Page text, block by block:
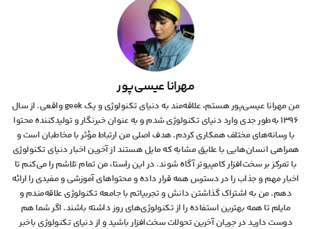
مهرانا عیسی‌پور
من مهرانا عیسی‌پور هستم، علاقه‌مند به دنیای تکنولوژی و یک geek واقعی. از سال
۱۳۹۶ به‌طور جدی وارد دنیای تکنولوژی شدم و به عنوان خبرنگار و تولیدکننده محتوا
با رسانه‌های مختلف همکاری کردم. هدف اصلی من ارتباط مؤثر با مخاطبان است و
همراهی انسان‌هایی با علایق مشابه که مایل هستند از آخرین اخبار دنیای تکنولوژی
با تمرکز بر سخت‌افزار کامپیوتر آگاه شوند. در این راستا، من تمام تلاشم را می‌کنم تا
اخبار مهم و جذاب را در دسترس همه قرار داده و محتواهای آموزشی و مفیدی را ارائه
دهم. من به اشتراک گذاشتن دانش و تجربیاتم با جامعه تکنولوژی علاقه‌مندم و
مایلم تا همه بهترین استفاده را از تکنولوژی‌های روز داشته باشند. اگر شما هم
دوست دارید در جریان آخرین تحولات سخت‌افزار باشید و از دنیای تکنولوژی‌ باخبر